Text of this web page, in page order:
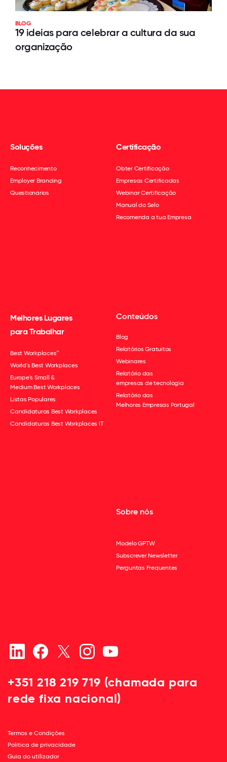
BLOG
19 ideias para celebrar a cultura da sua
organização
Soluções
Reconhecimento
Employer Branding
Questionários
Certificação
Obter Certificação
Empresas Certificadas
Webinar Certificação
Manual do Selo
Recomenda a tua Empresa
Melhores Lugares
para Trabalhar
Best Workplaces™
World's Best Workplaces
Europe's Small &
Medium Best Workplaces
Listas Populares
Candidaturas Best Workplaces
Candidaturas Best Workplaces IT
Conteúdos
Blog
Relatórios Gratuitos
Webinares
Relatório das
empresas de tecnologia
Relatório das
Melhores Empresas Portugal
Sobre nós
Modelo GPTW
Subscrever Newsletter
Perguntas Frequentes
+351 218 219 719 (chamada para
rede fixa nacional)
Termos e Condições
Política de privacidade
Guia do utilizador